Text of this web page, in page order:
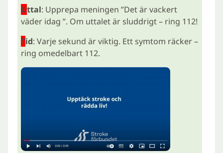
Uttal: Upprepa meningen ”Det är vackert
väder idag ”. Om uttalet är sluddrigt – ring 112!
Tid: Varje sekund är viktig. Ett symtom räcker –
ring omedelbart 112.